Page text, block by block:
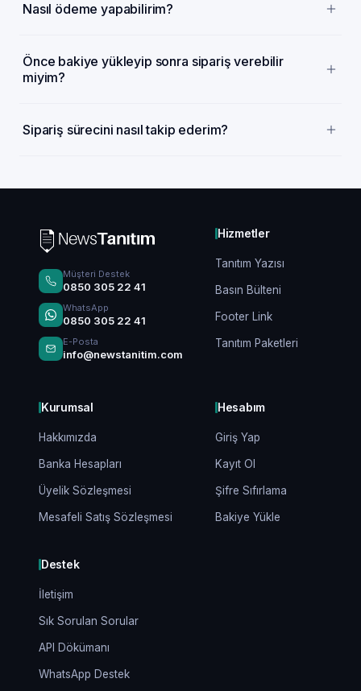
Nasıl ödeme yapabilirim?
Önce bakiye yükleyip sonra sipariş verebilir
miyim?
Sipariş sürecini nasıl takip ederim?
Müşteri Destek
0850 305 22 41
WhatsApp
0850 305 22 41
E-Posta
info@newstanitim.com
Hizmetler
Tanıtım Yazısı
Basın Bülteni
Footer Link
Tanıtım Paketleri
Kurumsal
Hakkımızda
Banka Hesapları
Üyelik Sözleşmesi
Mesafeli Satış Sözleşmesi
Hesabım
Giriş Yap
Kayıt Ol
Şifre Sıfırlama
Bakiye Yükle
Destek
İletişim
Sık Sorulan Sorular
API Dökümanı
WhatsApp Destek